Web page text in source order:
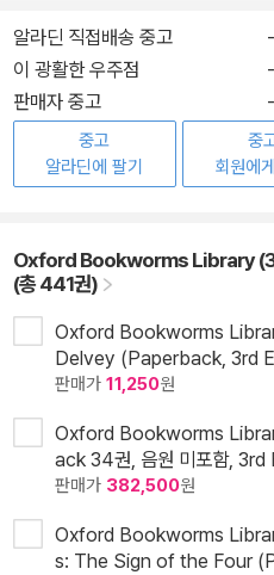
알라딘 직접배송 중고
-
이 광활한 우주점
-
판매자 중고
-
중고
알라딘에 팔기
중
회원에
Oxford Bookworms Library
(총 441권)
Oxford Bookworms
Delvey (Paperback, 3rd
판매가 11,250원
Oxford Bookworms
ack 34권, 음원 미포함, 3rd
판매가 382,500원
Oxford Bookworms
s: The Sign of the Four